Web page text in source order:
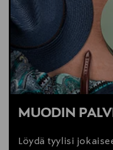
MUODIN
Löydä tyylisi